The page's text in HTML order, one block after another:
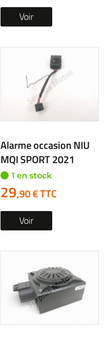
Voir
Alarme occasion NIU
MQI SPORT 2021
1 en stock
29,90 € TTC
Voir